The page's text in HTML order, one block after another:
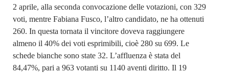
2 aprile, alla seconda convocazione delle votazioni, con 329
voti, mentre Fabiana Fusco, l’altro candidato, ne ha ottenuti
260. In questa tornata il vincitore doveva raggiungere
almeno il 40% dei voti esprimibili, cioè 280 su 699. Le
schede bianche sono state 32. L’affluenza è stata del
84,47%, pari a 963 votanti su 1140 aventi diritto. Il 19